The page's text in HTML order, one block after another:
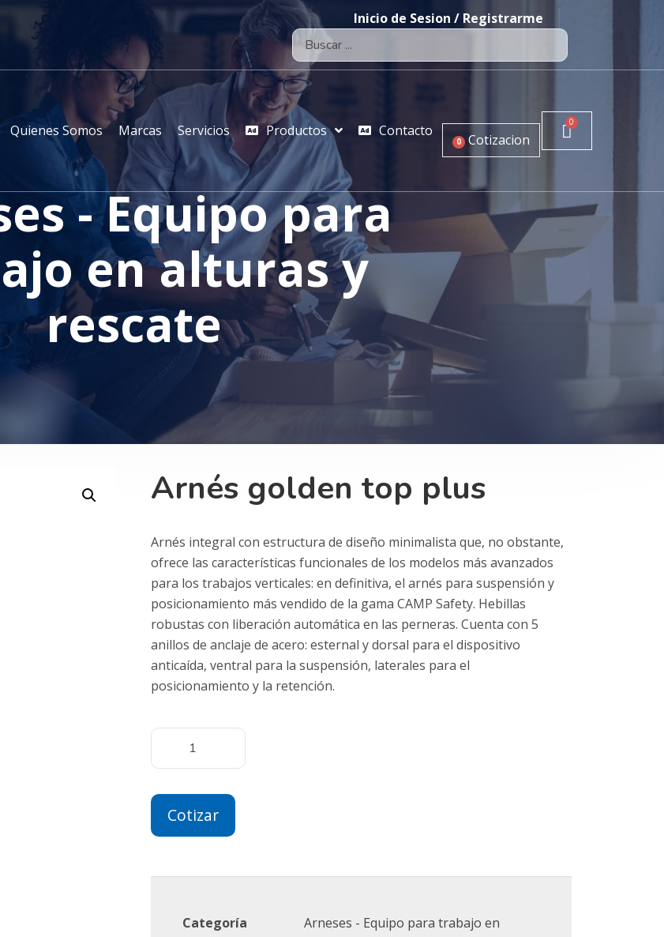
Inicio de Sesion / Registrarme
Quienes Somos Marcas Servicios Productos Contacto
0 Cotizacion
- Equipo para
en alturas y
rescate
Arnés golden top plus
Arnés integral con estructura de diseño minimalista que, no obstante,
ofrece las características funcionales de los modelos más avanzados
para los trabajos verticales: en definitiva, el arnés para suspensión y
posicionamiento más vendido de la gama CAMP Safety. Hebillas
robustas con liberación automática en las perneras. Cuenta con 5
anillos de anclaje de acero: esternal y dorsal para el dispositivo
anticaída, ventral para la suspensión, laterales para el
posicionamiento y la retención.
Cotizar
Categoría
Arneses - Equipo para trabajo en